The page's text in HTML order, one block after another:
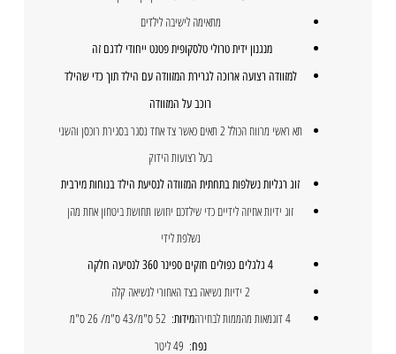
מתאימה לישיבה לילדים
מנגנון ידית טרולי טלסקופית פטנט ייחודי לדגם זה
למזוודה רצועה ארוכה לגרירת המזוודה עם הילד תוך כדי שהילד
רוכב על המזוודה
תא ראשי מרווח הכולל 2 תאים כאשר צד אחד נסגר בסגירת רוכסן והשני
בעל רצועות הידוק
זוג רגליות נשלפות בתחתית המזוודה לנסיעת הילד בנוחות מירבית
זוג ידיות אחיזה לידיים כדי שילדכם יחושו תחושת ביטחון אחת מהן
נשלפת לידי
4 גלגלים כפולים חזקים ספינר 360 לנסיעה חלקה
2 ידיות נשיאה בצד האחורי לנשיאה קלה
4 דוגמאות מהממות לבחירה
מידות: 52 ס"מ/43 ס"מ/ 26 ס"מ
נפח: 49 ליטר